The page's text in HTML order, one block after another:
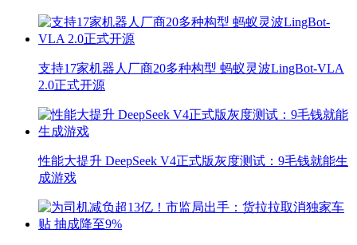
支持17家机器人厂商20多种构型 蚂蚁灵波LingBot-VLA
2.0正式开源
性能大提升 DeepSeek V4正式版灰度测试：9毛钱就能生
成游戏